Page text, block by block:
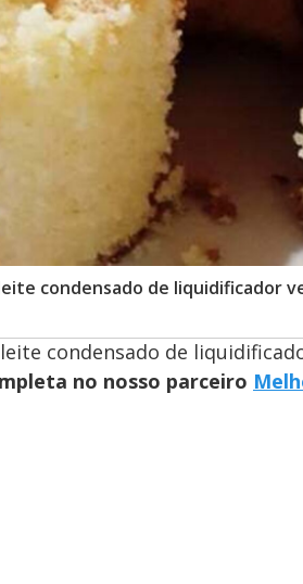
condensado de liquidificador
condensado de
no nosso parceiro